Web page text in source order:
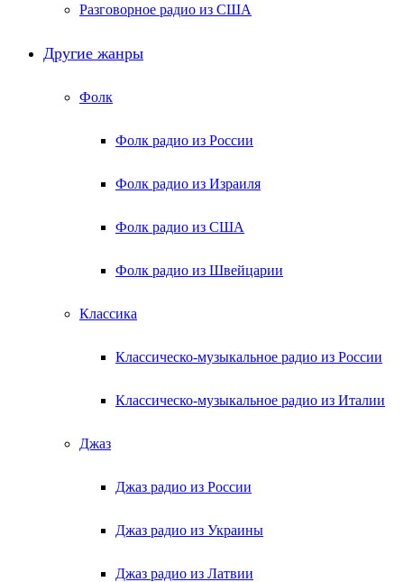
Разговорное радио из США
Другие жанры
Фолк
Фолк радио из России
Фолк радио из Израиля
Фолк радио из США
Фолк радио из Швейцарии
Классика
Классическо-музыкальное радио из России
Классическо-музыкальное радио из Италии
Джаз
Джаз радио из России
Джаз радио из Украины
Джаз радио из Латвии